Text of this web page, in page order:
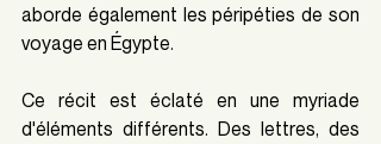
aborde également les péripéties de son
voyage en Égypte.
Ce récit est éclaté en une myriade
d'éléments différents. Des lettres, des